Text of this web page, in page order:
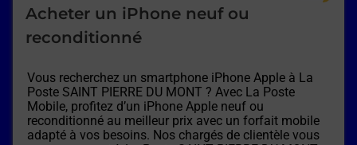
Acheter un iPhone neuf ou
reconditionné
Vous recherchez un smartphone iPhone Apple à La
Poste SAINT PIERRE DU MONT ? Avec La Poste
Mobile, profitez d’un iPhone Apple neuf ou
reconditionné au meilleur prix avec un forfait mobile
adapté à vos besoins. Nos chargés de clientèle vous